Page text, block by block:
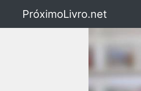
PróximoLivro.net